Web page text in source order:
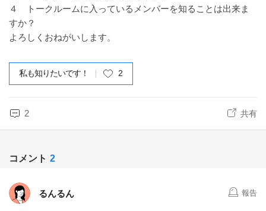
４ トークルームに入っているメンバーを知ることは出来ま
すか？
よろしくおねがいします。
私も知りたいです！ 2
2 共有
コメント 2
るんるん 報告